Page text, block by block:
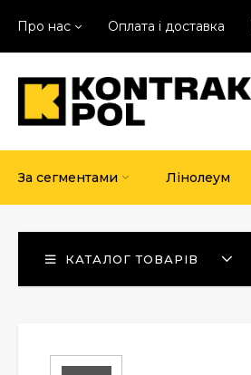
Про нас Оплата і доставка
За сегментами Лінолеум
КАТАЛОГ ТОВАРІВ